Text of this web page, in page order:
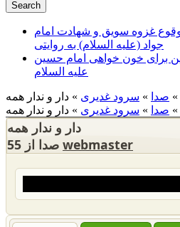
غزوه سویق و شهادت امام
جواد (علیه السلام) به روایتی
برای خون خواهی امام حسین
علیه السلام
» صدا » سرود غدیری » دار و ندار همه
» صدا » سرود غدیری » دار و ندار همه
دار و ندار همه
webmaster